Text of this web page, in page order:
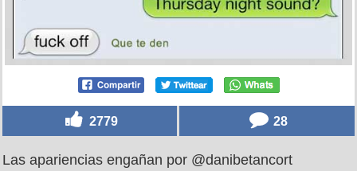
2779 28
Las apariencias engañan por @danibetancort